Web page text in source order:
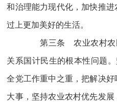
和治理能力现代化，加快推
过上更加美好的生活。
第三条 农业农村农民
关系国计民生的根本性问题
全党工作重中之重，把解决
大事，坚持农业农村优先发